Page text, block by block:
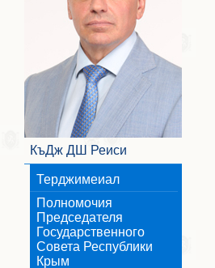
КъДж ДШ Реиси
Терджимеиал
Полномочия
Председателя
Государственного
Совета Республики
Крым